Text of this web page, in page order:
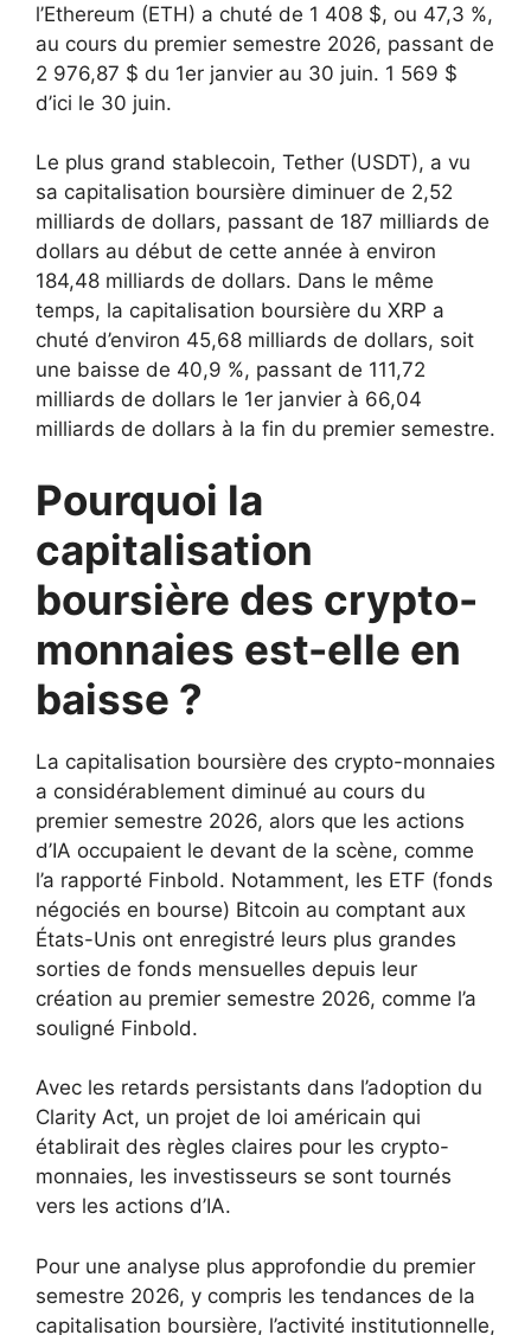
l’Ethereum (ETH) a chuté de 1 408 $, ou 47,3 %,
au cours du premier semestre 2026, passant de
2 976,87 $ du 1er janvier au 30 juin. 1 569 $
d’ici le 30 juin.
Le plus grand stablecoin, Tether (USDT), a vu
sa capitalisation boursière diminuer de 2,52
milliards de dollars, passant de 187 milliards de
dollars au début de cette année à environ
184,48 milliards de dollars. Dans le même
temps, la capitalisation boursière du XRP a
chuté d’environ 45,68 milliards de dollars, soit
une baisse de 40,9 %, passant de 111,72
milliards de dollars le 1er janvier à 66,04
milliards de dollars à la fin du premier semestre.
Pourquoi la
capitalisation
boursière des crypto-
monnaies est-elle en
baisse ?
La capitalisation boursière des crypto-monnaies
a considérablement diminué au cours du
premier semestre 2026, alors que les actions
d’IA occupaient le devant de la scène, comme
l’a rapporté Finbold. Notamment, les ETF (fonds
négociés en bourse) Bitcoin au comptant aux
États-Unis ont enregistré leurs plus grandes
sorties de fonds mensuelles depuis leur
création au premier semestre 2026, comme l’a
souligné Finbold.
Avec les retards persistants dans l’adoption du
Clarity Act, un projet de loi américain qui
établirait des règles claires pour les crypto-
monnaies, les investisseurs se sont tournés
vers les actions d’IA.
Pour une analyse plus approfondie du premier
semestre 2026, y compris les tendances de la
capitalisation boursière, l’activité institutionnelle,